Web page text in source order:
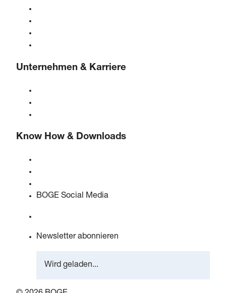
Unternehmen & Karriere
Know How & Downloads
BOGE Social Media
Newsletter abonnieren
Wird geladen...